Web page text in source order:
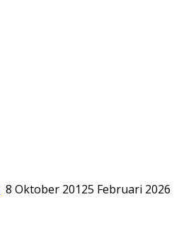
8 Oktober 20125 Februari 2026